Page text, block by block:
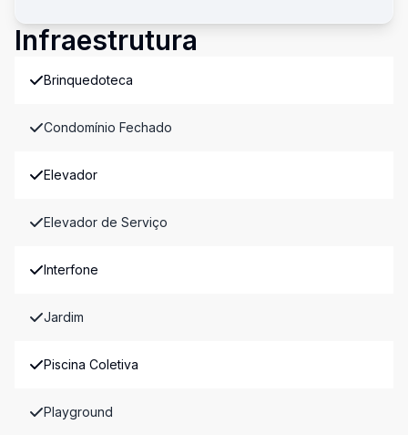
Infraestrutura
Brinquedoteca
Condomínio Fechado
Elevador
Elevador de Serviço
Interfone
Jardim
Piscina Coletiva
Playground